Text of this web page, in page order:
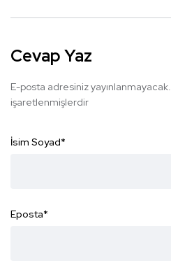
Cevap Yaz
E-posta adresiniz yayınlanmayacak.
işaretlenmişlerdir
İsim Soyad*
Eposta*